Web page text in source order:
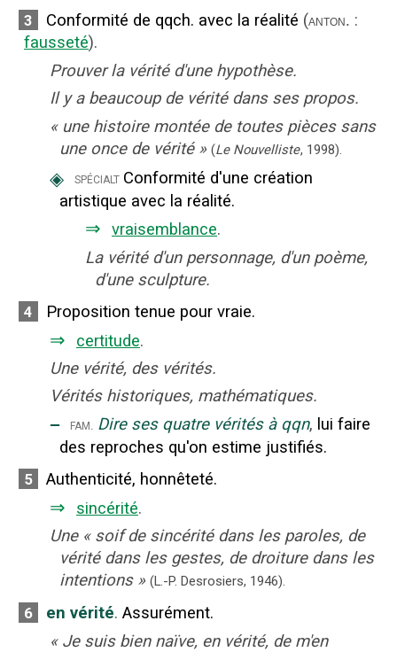
3 Conformité de qqch. avec la réalité (anton. :
fausseté).
Prouver la vérité d'une hypothèse.
Il y a beaucoup de vérité dans ses propos.
« une histoire montée de toutes pièces sans
une once de vérité » (Le Nouvelliste, 1998).
◈ spécialt Conformité d'une création
artistique avec la réalité.
⇒ vraisemblance.
La vérité d'un personnage, d'un poème,
d'une sculpture.
4 Proposition tenue pour vraie.
⇒ certitude.
Une vérité, des vérités.
Vérités historiques, mathématiques.
‒ fam. Dire ses quatre vérités à qqn, lui faire
des reproches qu'on estime justifiés.
5 Authenticité, honnêteté.
⇒ sincérité.
Une « soif de sincérité dans les paroles, de
vérité dans les gestes, de droiture dans les
intentions » (L.-P. Desrosiers, 1946).
6 en vérité. Assurément.
« Je suis bien naïve, en vérité, de m'en